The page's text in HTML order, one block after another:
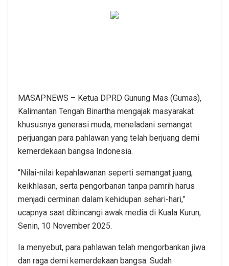
MASAPNEWS – Ketua DPRD Gunung Mas (Gumas),
Kalimantan Tengah Binartha mengajak masyarakat
khususnya generasi muda, meneladani semangat
perjuangan para pahlawan yang telah berjuang demi
kemerdekaan bangsa Indonesia.
“Nilai-nilai kepahlawanan seperti semangat juang,
keikhlasan, serta pengorbanan tanpa pamrih harus
menjadi cerminan dalam kehidupan sehari-hari,”
ucapnya saat dibincangi awak media di Kuala Kurun,
Senin, 10 November 2025.
Ia menyebut, para pahlawan telah mengorbankan jiwa
dan raga demi kemerdekaan bangsa. Sudah